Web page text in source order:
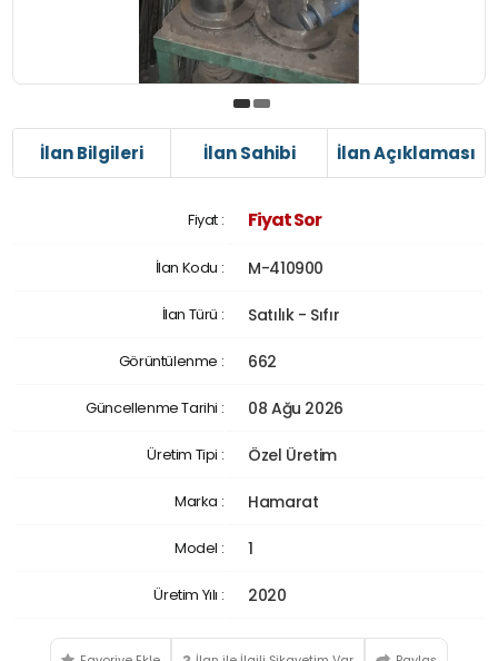
İlan Bilgileri İlan Sahibi İlan Açıklaması
Fiyat : Fiyat Sor
İlan Kodu : M-410900
İlan Türü : Satılık - Sıfır
Görüntülenme : 662
Güncellenme Tarihi : 08 Ağu 2026
Üretim Tipi : Özel Üretim
Marka : Hamarat
Model : 1
Üretim Yılı : 2020